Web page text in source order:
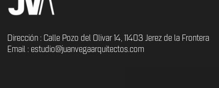
Dirección : Calle Pozo del Olivar 14, 11403 Jerez de la Frontera
Email : estudio@juanvegaarquitectos.com